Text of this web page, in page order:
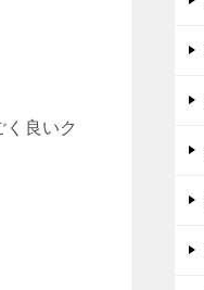
良いク